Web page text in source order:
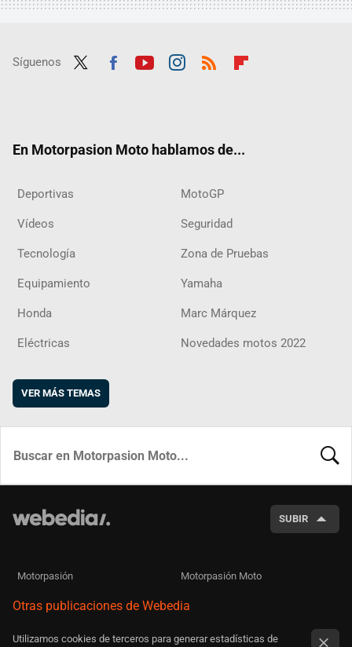
Síguenos
En Motorpasion Moto hablamos de...
Deportivas MotoGP
Vídeos Seguridad
Tecnología Zona de Pruebas
Equipamiento Yamaha
Honda Marc Márquez
Eléctricas Novedades motos 2022
VER MÁS TEMAS
SUBIR
Motorpasión Motorpasión Moto
Otras publicaciones de Webedia
Utilizamos cookies de terceros para generar estadísticas de